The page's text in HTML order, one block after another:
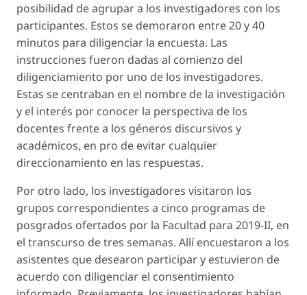
posibilidad de agrupar a los investigadores con los
participantes. Estos se demoraron entre 20 y 40
minutos para diligenciar la encuesta. Las
instrucciones fueron dadas al comienzo del
diligenciamiento por uno de los investigadores.
Estas se centraban en el nombre de la investigación
y el interés por conocer la perspectiva de los
docentes frente a los géneros discursivos y
académicos, en pro de evitar cualquier
direccionamiento en las respuestas.
Por otro lado, los investigadores visitaron los
grupos correspondientes a cinco programas de
posgrados ofertados por la Facultad para 2019-II, en
el transcurso de tres semanas. Allí encuestaron a los
asistentes que desearon participar y estuvieron de
acuerdo con diligenciar el consentimiento